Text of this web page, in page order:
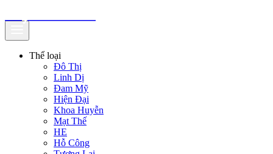
Thể loại
Đô Thị
Linh Dị
Đam Mỹ
Hiện Đại
Khoa Huyễn
Mạt Thế
HE
Hỗ Công